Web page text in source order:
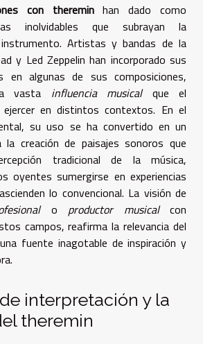
con thereminhan dado como
inolvidables que subrayan la
Artistas y bandas de la
y Led Zeppelin han incorporado sus
en algunas de sus composiciones,
vasta influencia musicalque el
ejercer en distintos contextos. En el
su uso se ha convertido en un
la creación de paisajes sonoros que
tradicional de la música,
oyentes sumergirse en experiencias
lo convencional. La visión de
o productor musicalcon
campos, reafirma la relevancia del
fuente inagotable de inspiración y
interpretación y la
theremin